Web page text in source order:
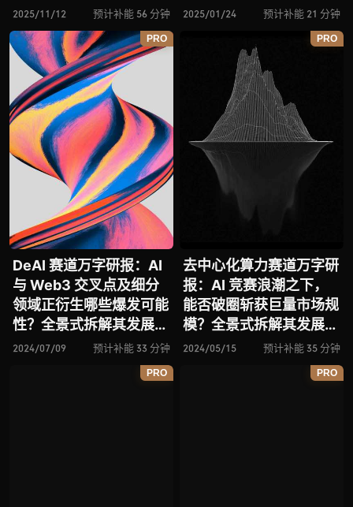
擎？全景式拆解其技术基
础、生态层次、应用场
景、代表性项目、风险挑
战及未来潜力
2025/11/12 预计补能 56 分钟
产？全景式拆解其发展背
景、技术原理、竞争态
势、风向挑战和历史机遇
2025/01/24 预计补能 21 分钟
PRO
DeAI 赛道万字研报：AI
与 Web3 交叉点及细分
领域正衍生哪些爆发可能
性？全景式拆解其发展背
景、市场现状、生态发
展、利弊风险与未来挑战
2024/07/09 预计补能 33 分钟
PRO
去中心化算力赛道万字研
报：AI 竞赛浪潮之下，
能否破圈斩获巨量市场规
模？全景式拆解其发展背
景、市场机遇、生态现
状、利弊风险与未来展望
2024/05/15 预计补能 35 分钟
PRO PRO